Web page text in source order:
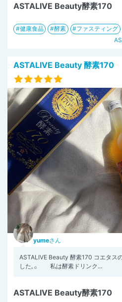
ASTALIVE Beauty酵素170
健康食品 酵素
ファスティング
ASTALIVE Beauty 酵素170
yumeさん
ASTALIVE Beauty 酵素170 コエタス
した𓈒 𓂂 私は酵素ドリンク...
ASTALIVE Beauty酵素170